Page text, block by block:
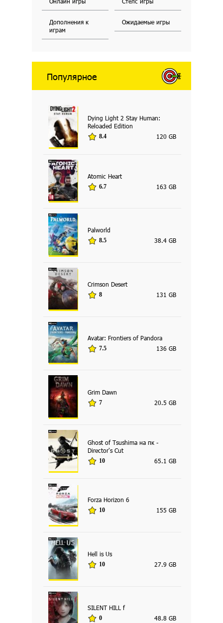
Дополнения к
играм
Ожидаемые игры
Популярное
Dying Light 2 Stay Human:
Reloaded Edition
8.4 120 GB
Atomic Heart
6.7 163 GB
Palworld
8.5 38.4 GB
Crimson Desert
8 131 GB
Avatar: Frontiers of Pandora
7.5 136 GB
Grim Dawn
7 20.5 GB
Ghost of Tsushima на пк -
Director's Cut
10 65.1 GB
Forza Horizon 6
10 155 GB
Hell is Us
10 27.9 GB
SILENT HILL f
0 48.8 GB